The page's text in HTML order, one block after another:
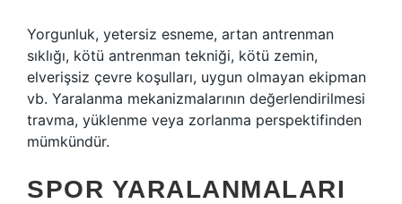
Yorgunluk, yetersiz esneme, artan antrenman
sıklığı, kötü antrenman tekniği, kötü zemin,
elverişsiz çevre koşulları, uygun olmayan ekipman
vb. Yaralanma mekanizmalarının değerlendirilmesi
travma, yüklenme veya zorlanma perspektifinden
mümkündür.
SPOR YARALANMALARI